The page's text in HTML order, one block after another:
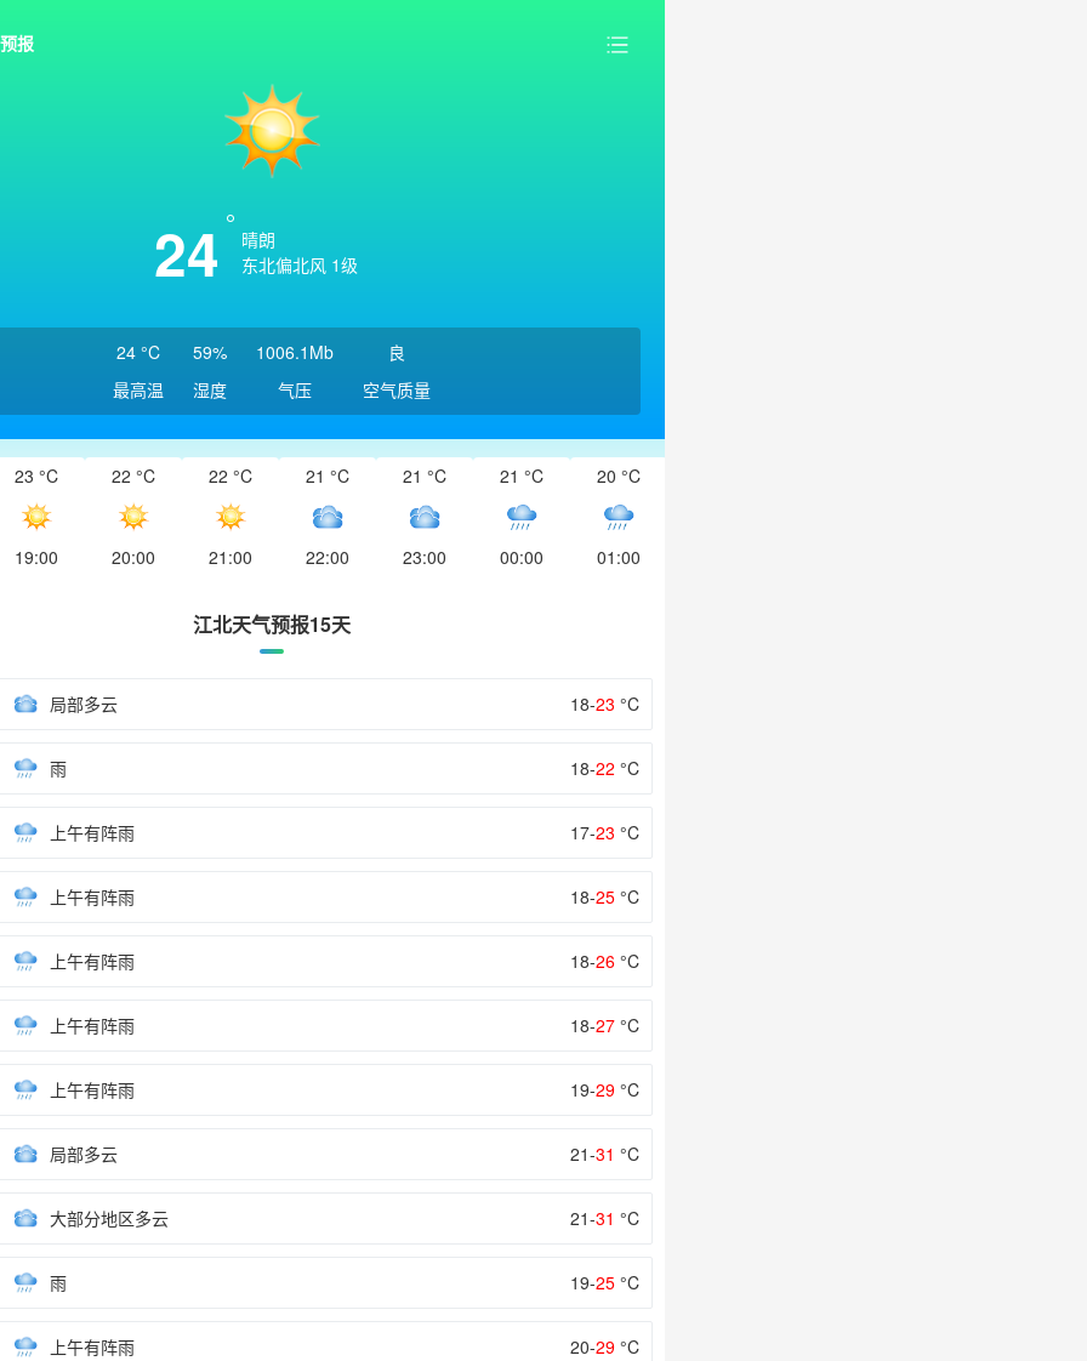
报
24
晴朗
东北偏北风 1级
24 °C
最高温
59%
湿度
1006.1Mb
气压
良
空气质量
23 °C
19:00
22 °C
20:00
22 °C
21:00
21 °C
22:00
21 °C
23:00
21 °C
00:00
20 °C
01:00
江北天气预报15天
局部多云 18-23 °C
雨 18-22 °C
上午有阵雨 17-23 °C
上午有阵雨 18-25 °C
上午有阵雨 18-26 °C
上午有阵雨 18-27 °C
上午有阵雨 19-29 °C
局部多云 21-31 °C
大部分地区多云 21-31 °C
雨 19-25 °C
上午有阵雨 20-29 °C